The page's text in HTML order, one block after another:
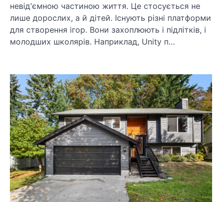
невід'ємною частиною життя. Це стосується не
лише дорослих, а й дiтей. Існують різні платформи
для створення ігор. Вони захоплюють і підлітків, і
молодших школярів. Наприклад, Unity п…